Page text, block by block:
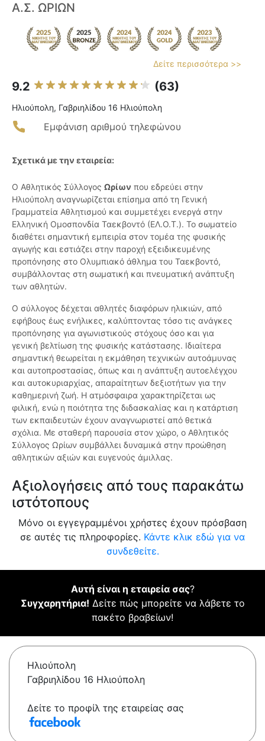
Α.Σ. ΩΡΙΩΝ
Δείτε περισσότερα >>
9.2 (63)
Ηλιούπολη, Γαβριηλίδου 16 Ηλιούπολη
Εμφάνιση αριθμού τηλεφώνου
Σχετικά με την εταιρεία:
Ο Αθλητικός Σύλλογος Ωρίων που εδρεύει στην
Ηλιούπολη αναγνωρίζεται επίσημα από τη Γενική
Γραμματεία Αθλητισμού και συμμετέχει ενεργά στην
Ελληνική Ομοσπονδία Ταεκβοντό (ΕΛ.Ο.Τ.). Το σωματείο
διαθέτει σημαντική εμπειρία στον τομέα της φυσικής
αγωγής και εστιάζει στην παροχή εξειδικευμένης
προπόνησης στο Ολυμπιακό άθλημα του Ταεκβοντό,
συμβάλλοντας στη σωματική και πνευματική ανάπτυξη
των αθλητών.
Ο σύλλογος δέχεται αθλητές διαφόρων ηλικιών, από
εφήβους έως ενήλικες, καλύπτοντας τόσο τις ανάγκες
προπόνησης για αγωνιστικούς στόχους όσο και για
γενική βελτίωση της φυσικής κατάστασης. Ιδιαίτερα
σημαντική θεωρείται η εκμάθηση τεχνικών αυτοάμυνας
και αυτοπροστασίας, όπως και η ανάπτυξη αυτοελέγχου
και αυτοκυριαρχίας, απαραίτητων δεξιοτήτων για την
καθημερινή ζωή. Η ατμόσφαιρα χαρακτηρίζεται ως
φιλική, ενώ η ποιότητα της διδασκαλίας και η κατάρτιση
των εκπαιδευτών έχουν αναγνωριστεί από θετικά
σχόλια. Με σταθερή παρουσία στον χώρο, ο Αθλητικός
Σύλλογος Ωρίων συμβάλλει δυναμικά στην προώθηση
αθλητικών αξιών και ευγενούς άμιλλας.
Αξιολογήσεις από τους παρακάτω
ιστότοπους
Μόνο οι εγγεγραμμένοι χρήστες έχουν πρόσβαση
σε αυτές τις πληροφορίες. Κάντε κλικ εδώ για να
συνδεθείτε.
Αυτή είναι η εταιρεία σας?
Συγχαρητήρια! Δείτε πώς μπορείτε να λάβετε το
πακέτο βραβείων!
Ηλιούπολη
Γαβριηλίδου 16 Ηλιούπολη
Δείτε το προφίλ της εταιρείας σας